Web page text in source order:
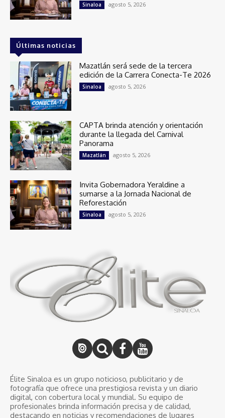
Sinaloa agosto 5, 2026
Últimas noticias
Mazatlán será sede de la tercera
edición de la Carrera Conecta-Te 2026
Sinaloa agosto 5, 2026
CAPTA brinda atención y orientación
durante la llegada del Carnival
Panorama
Mazatlán agosto 5, 2026
Invita Gobernadora Yeraldine a
sumarse a la Jornada Nacional de
Reforestación
Sinaloa agosto 5, 2026
Élite Sinaloa es un grupo noticioso, publicitario y de
fotografía que ofrece una prestigiosa revista y un diario
digital, con cobertura local y mundial. Su equipo de
profesionales brinda información precisa y de calidad,
destacando en noticias y recomendaciones de lugares